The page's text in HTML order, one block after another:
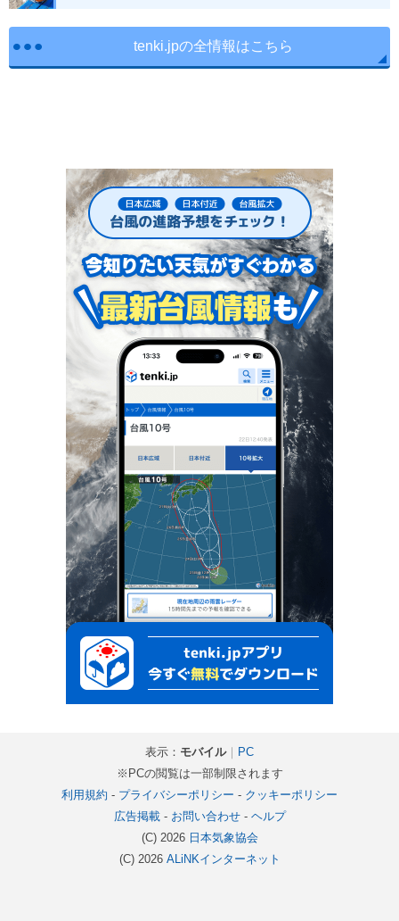
tenki.jpの全情報はこちら
表示： モバイル｜ PC
※PCの閲覧は一部制限されます
利用規約 - プライバシーポリシー - クッキーポリシー
広告掲載- お問い合わせ- ヘルプ
(C) 2026 日本気象協会
(C) 2026 ALiNKインターネット